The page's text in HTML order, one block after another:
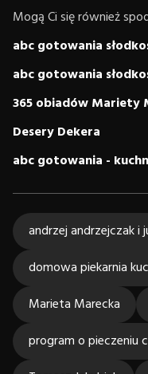
Mogą Ci się również
abc gotowania
abc gotowania
365 obiadów Mariety
Desery Dekera
abc gotowania -
andrzej andrzejczak i
domowa piekarnia
Marieta Marecka
program o pieczeniu